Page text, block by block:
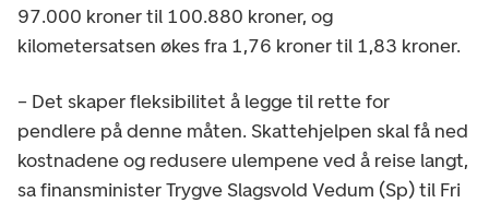
97.000 kroner til 100.880 kroner, og
kilometersatsen økes fra 1,76 kroner til 1,83 kroner.
– Det skaper fleksibilitet å legge til rette for
pendlere på denne måten. Skattehjelpen skal få ned
kostnadene og redusere ulempene ved å reise langt,
sa finansminister Trygve Slagsvold Vedum (Sp) til Fri